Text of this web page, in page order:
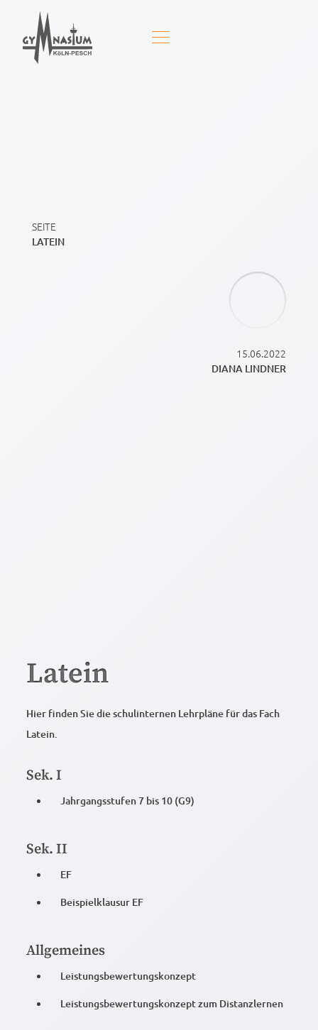
SEITE
LATEIN
15.06.2022
DIANA LINDNER
Latein
Hier finden Sie die schulinternen Lehrpläne für das Fach
Latein.
Sek. I
Jahrgangsstufen 7 bis 10 (G9)
Sek. II
EF
Beispielklausur EF
Allgemeines
Leistungsbewertungskonzept
Leistungsbewertungskonzept zum Distanzlernen